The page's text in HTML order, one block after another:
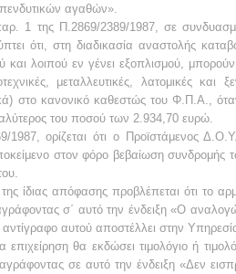
αγαθών».
παρ. 1 της Π.2869/2389/1987, σε
ότι, στη διαδικασία αναστολής
και λοιπού εν γένει εξοπλισμού,
μεταλλευτικές, λατομικές και
στο κανονικό καθεστώς του Φ.Π.Α.,
του ποσού των 2.934,70 ευρώ.
ορίζεται ότι ο Προϊστάμενος
στον φόρο βεβαίωση
ίδιας απόφασης προβλέπεται ότι το
σ΄ αυτό την ένδειξη «Ο
αυτού αποστέλλει στην
επιχείρηση θα εκδώσει τιμολόγιο ή
σε αυτό την ένδειξη «Δεν